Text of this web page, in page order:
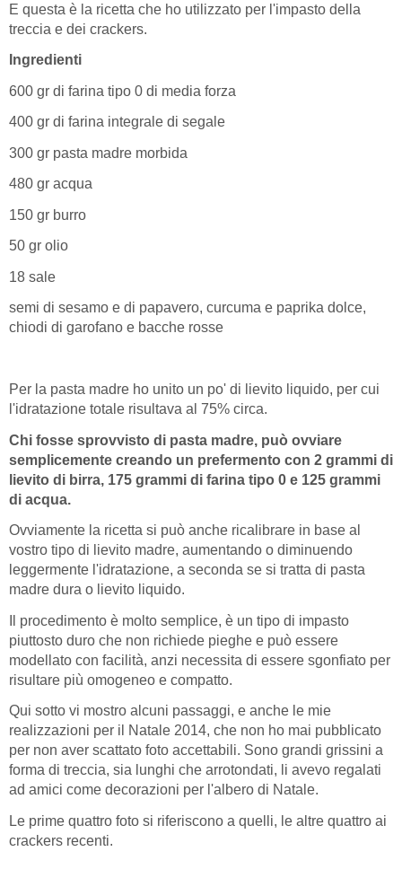
E questa è la ricetta che ho utilizzato per l'impasto della
treccia e dei crackers.
Ingredienti
600 gr di farina tipo 0 di media forza
400 gr di farina integrale di segale
300 gr pasta madre morbida
480 gr acqua
150 gr burro
50 gr olio
18 sale
semi di sesamo e di papavero, curcuma e paprika dolce,
chiodi di garofano e bacche rosse
Per la pasta madre ho unito un po' di lievito liquido, per cui
l'idratazione totale risultava al 75% circa.
Chi fosse sprovvisto di pasta madre, può ovviare
semplicemente creando un prefermento con 2 grammi di
lievito di birra, 175 grammi di farina tipo 0 e 125 grammi
di acqua.
Ovviamente la ricetta si può anche ricalibrare in base al
vostro tipo di lievito madre, aumentando o diminuendo
leggermente l'idratazione, a seconda se si tratta di pasta
madre dura o lievito liquido.
Il procedimento è molto semplice, è un tipo di impasto
piuttosto duro che non richiede pieghe e può essere
modellato con facilità, anzi necessita di essere sgonfiato per
risultare più omogeneo e compatto.
Qui sotto vi mostro alcuni passaggi, e anche le mie
realizzazioni per il Natale 2014, che non ho mai pubblicato
per non aver scattato foto accettabili. Sono grandi grissini a
forma di treccia, sia lunghi che arrotondati, li avevo regalati
ad amici come decorazioni per l'albero di Natale.
Le prime quattro foto si riferiscono a quelli, le altre quattro ai
crackers recenti.